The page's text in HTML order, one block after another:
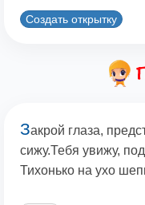
Создать открытку
Закрой глаза,
сижу.Тебя увижу,
Тихонько на ухо